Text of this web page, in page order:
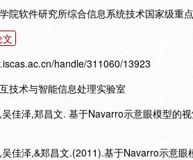
院软件研究所综合信息系统技术国家级重
handle/311060/13923
技术与智能信息处理实验室
佳泽,郑昌文. 基于Navarro示意眼模型的
佳泽,&郑昌文.(2011).基于Navarro示意眼